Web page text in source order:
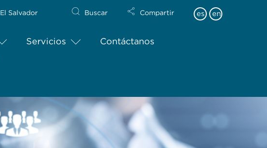
Servicios
Contáctanos
El Salvador Buscar Compartir es en